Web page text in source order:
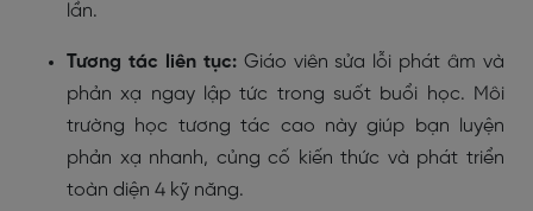
lần.
Tương tác liên tục:Giáo viên sửa lỗi phát âm và
phản xạ ngay lập tức trong suốt buổi học. Môi
trường học tương tác cao này giúp bạn luyện
phản xạ nhanh, củng cố kiến thức và phát triển
toàn diện 4 kỹ năng.